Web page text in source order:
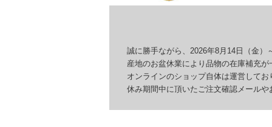
誠に勝手ながら、2026年8月14日（金）
産地のお盆休業により品物の在庫補充が
オンラインのショップ自体は運営してお
休み期間中に頂いたご注文確認メールや